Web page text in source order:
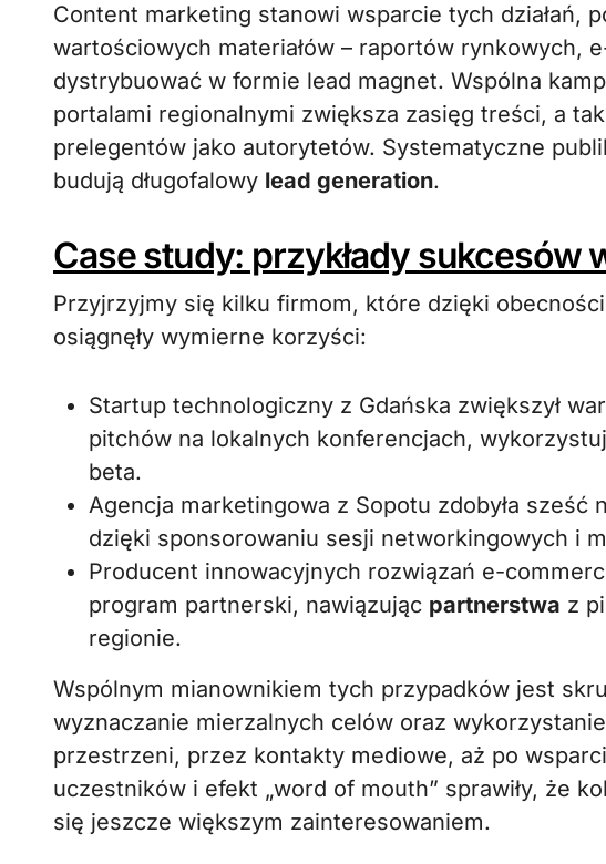
Content marketing stanowi wsparcie tych działań,
wartościowych materiałów – raportów rynkowych,
dystrybuować w formie lead magnet. Wspólna
portalami regionalnymi zwiększa zasięg treści, a
prelegentów jako autorytetów. Systematyczne
budują długofalowy lead generation.
Case study: przykłady sukcesów
Przyjrzyjmy się kilku firmom, które dzięki
osiągnęły wymierne korzyści:
Startup technologiczny z Gdańska zwiększył
pitchów na lokalnych konferencjach,
beta.
Agencja marketingowa z Sopotu zdobyła
dzięki sponsorowaniu sesji networkingowych i
Producent innowacyjnych rozwiązań e-
program partnerski, nawiązując partnerstwa z
regionie.
Wspólnym mianownikiem tych przypadków jest
wyznaczanie mierzalnych celów oraz
przestrzeni, przez kontakty mediowe, aż po
uczestników i efekt „word of mouth” sprawiły, że
się jeszcze większym zainteresowaniem.